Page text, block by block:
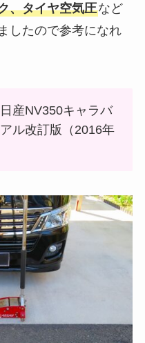
、タイヤ空気圧など
したので参考になれ
産NV350キャラバ
ル改訂版（2016年